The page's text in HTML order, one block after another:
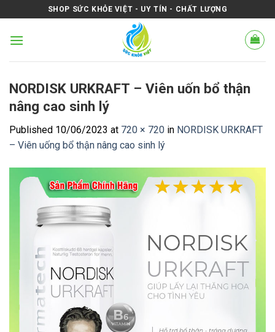
to
content
SHOP SỨC KHỎE VIỆT - UY TÍN - CHẤT LƯỢNG
NORDISK URKRAFT – Viên uốn bổ thận
nâng cao sinh lý
Published 10/06/2023 at 720 × 720 in NORDISK URKRAFT
– Viên uống bổ thận nâng cao sinh lý